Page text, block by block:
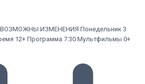
ИЗМЕНЕНИЯ Понедельник 3
12+ Программа 7:30 Мультфильмы 0+